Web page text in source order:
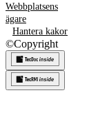
Webbplatsens
ägare
Hantera kakor
©Copyright